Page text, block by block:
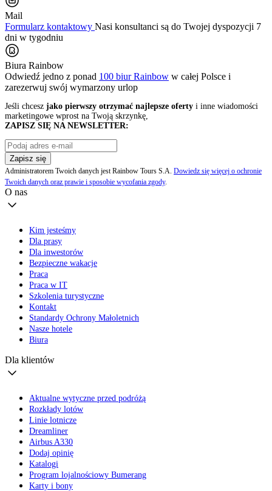
Mail
Formularz kontaktowy Nasi konsultanci są do Twojej dyspozycji 7
dni w tygodniu
Biura Rainbow
Odwiedź jedno z ponad 100 biur Rainbow w całej Polsce i
zarezerwuj swój wymarzony urlop
Jeśli chcesz jako pierwszy otrzymać najlepsze oferty i inne wiadomości
marketingowe wprost na Twoją skrzynkę,
ZAPISZ SIĘ NA NEWSLETTER:
Zapisz się
Administratorem Twoich danych jest Rainbow Tours S.A. Dowiedz się więcej o ochronie
Twoich danych oraz prawie i sposobie wycofania zgody.
O nas
Kim jesteśmy
Dla prasy
Dla inwestorów
Bezpieczne wakacje
Praca
Praca w IT
Szkolenia turystyczne
Kontakt
Standardy Ochrony Małoletnich
Nasze hotele
Biura
Dla klientów
Aktualne wytyczne przed podróżą
Rozkłady lotów
Linie lotnicze
Dreamliner
Airbus A330
Dodaj opinię
Katalogi
Program lojalnościowy Bumerang
Karty i bony